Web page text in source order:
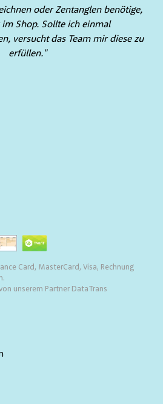
oder Zentanglen benötige,
Shop. Sollte ich einmal
versucht das Team mir diese zu
erfüllen."
Card, MasterCard, Visa, Rechnung
unserem Partner DataTrans